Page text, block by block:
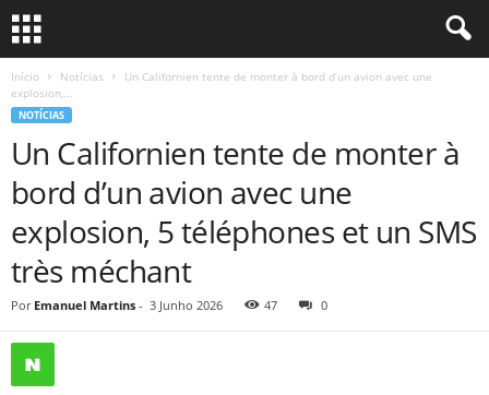
Início Notícias
Un Californien tente de monter à bord d’un avion avec une
explosion,...
NOTÍCIAS
Un Californien tente de monter à
bord d’un avion avec une
explosion, 5 téléphones et un SMS
très méchant
Por Emanuel Martins - 3 Junho 2026 47 0